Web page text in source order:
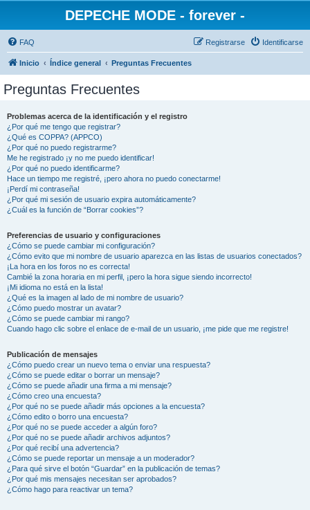
DEPECHE MODE - forever -
FAQ Identificarse
Registrarse
Inicio Índice general Preguntas Frecuentes
Preguntas Frecuentes
Problemas acerca de la identificación y el registro
¿Por qué me tengo que registrar?
¿Qué es COPPA? (APPCO)
¿Por qué no puedo registrarme?
Me he registrado ¡y no me puedo identificar!
¿Por qué no puedo identificarme?
Hace un tiempo me registré, ¡pero ahora no puedo conectarme!
¡Perdí mi contraseña!
¿Por qué mi sesión de usuario expira automáticamente?
¿Cuál es la función de “Borrar cookies”?
Preferencias de usuario y configuraciones
¿Cómo se puede cambiar mi configuración?
¿Cómo evito que mi nombre de usuario aparezca en las listas de usuarios conectados?
¡La hora en los foros no es correcta!
Cambié la zona horaria en mi perfil, ¡pero la hora sigue siendo incorrecto!
¡Mi idioma no está en la lista!
¿Qué es la imagen al lado de mi nombre de usuario?
¿Cómo puedo mostrar un avatar?
¿Cómo se puede cambiar mi rango?
Cuando hago clic sobre el enlace de e-mail de un usuario, ¡me pide que me registre!
Publicación de mensajes
¿Cómo puedo crear un nuevo tema o enviar una respuesta?
¿Cómo se puede editar o borrar un mensaje?
¿Cómo se puede añadir una firma a mi mensaje?
¿Cómo creo una encuesta?
¿Por qué no se puede añadir más opciones a la encuesta?
¿Cómo edito o borro una encuesta?
¿Por qué no se puede acceder a algún foro?
¿Por qué no se puede añadir archivos adjuntos?
¿Por qué recibí una advertencia?
¿Cómo se puede reportar un mensaje a un moderador?
¿Para qué sirve el botón “Guardar” en la publicación de temas?
¿Por qué mis mensajes necesitan ser aprobados?
¿Cómo hago para reactivar un tema?